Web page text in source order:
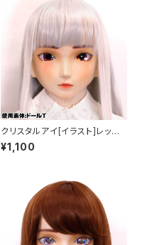
クリスタルアイ[イラスト]レッド
Crystal Eye[ILLUSTRATIO
N]Red
¥1,100